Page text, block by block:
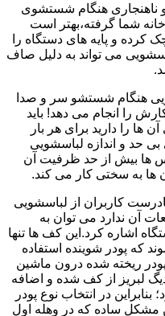
ناهنجاری هنگام شستشوی
شما گرفته،بهتر است
و پایه های دستگاه را
می تواند به دلیل صاف
هنگام شستشو سر و صدا
را انجام می دهد! باید
را دارید برای هر بار
حد و اندازه لباسشویی
ها بیش از حد ظرفیت آن
به سختی کار می کند.
کاربران از لباسشویی
آن ندارد می توان به
اشاره کرد.این کف ها تنها
که پودر شوینده استفاده
ریخته شده درون ماشین
لبریز از کف شده و اضافه
در انتخاب نوع پودر
مشکل ساده که در وهله اول